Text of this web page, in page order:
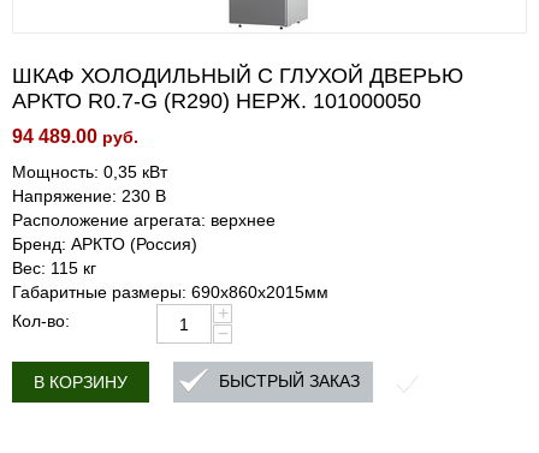
ШКАФ ХОЛОДИЛЬНЫЙ С ГЛУХОЙ ДВЕРЬЮ
АРКТО R0.7-G (R290) НЕРЖ. 101000050
94 489.00 руб.
Мощность: 0,35 кВт
Напряжение: 230 B
Расположение агрегата: верхнее
Бренд: АРКТО (Россия)
Вес: 115 кг
Габаритные размеры: 690х860х2015мм
Кол-во:
+
−
В КОРЗИНУ БЫСТРЫЙ ЗАКАЗ